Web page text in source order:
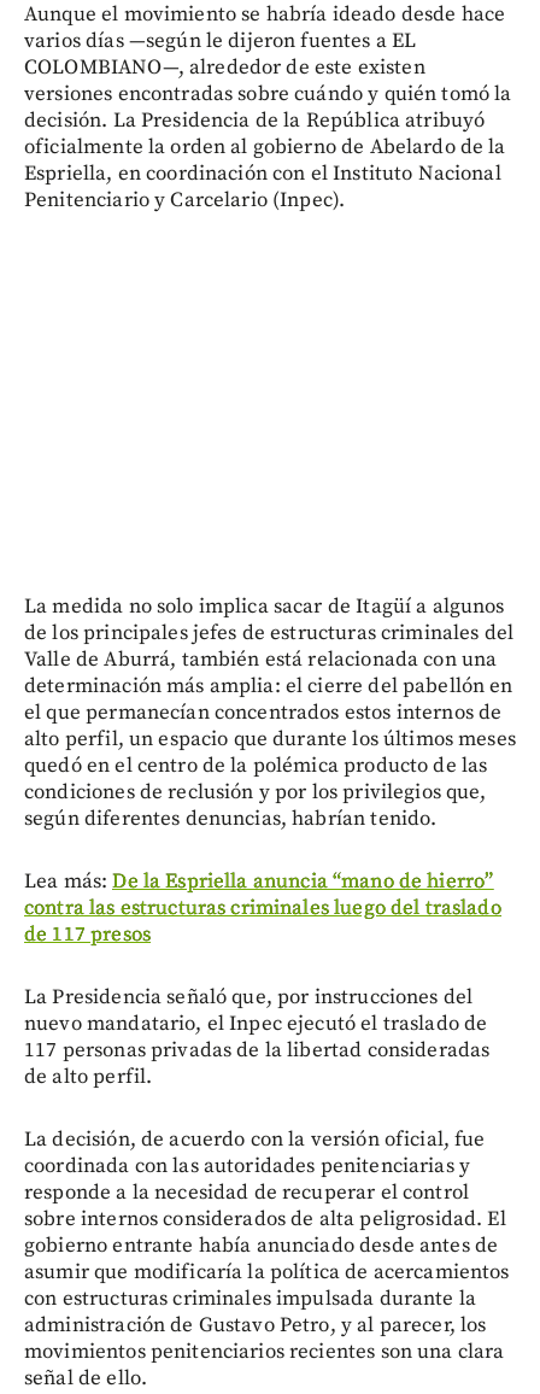
Aunque el movimiento se habría ideado desde hace
varios días —según le dijeron fuentes a EL
COLOMBIANO—, alrededor de este existen
versiones encontradas sobre cuándo y quién tomó la
decisión. La Presidencia de la República atribuyó
oficialmente la orden al gobierno de Abelardo de la
Espriella, en coordinación con el Instituto Nacional
Penitenciario y Carcelario (Inpec).
La medida no solo implica sacar de Itagüí a algunos
de los principales jefes de estructuras criminales del
Valle de Aburrá, también está relacionada con una
determinación más amplia: el cierre del pabellón en
el que permanecían concentrados estos internos de
alto perfil, un espacio que durante los últimos meses
quedó en el centro de la polémica producto de las
condiciones de reclusión y por los privilegios que,
según diferentes denuncias, habrían tenido.
Lea más:De la Espriella anuncia “mano de hierro”
contra las estructuras criminales luego del traslado
de 117 presos
La Presidencia señaló que, por instrucciones del
nuevo mandatario, el Inpec ejecutó el traslado de
117 personas privadas de la libertad consideradas
de alto perfil.
La decisión, de acuerdo con la versión oficial, fue
coordinada con las autoridades penitenciarias y
responde a la necesidad de recuperar el control
sobre internos considerados de alta peligrosidad. El
gobierno entrante había anunciado desde antes de
asumir que modificaría la política de acercamientos
con estructuras criminales impulsada durante la
administración de Gustavo Petro, y al parecer, los
movimientos penitenciarios recientes son una clara
señal de ello.